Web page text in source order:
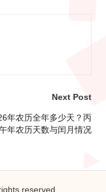
Next Post
年农历全年多少天？丙
年农历天数与闰月情况
reserved.